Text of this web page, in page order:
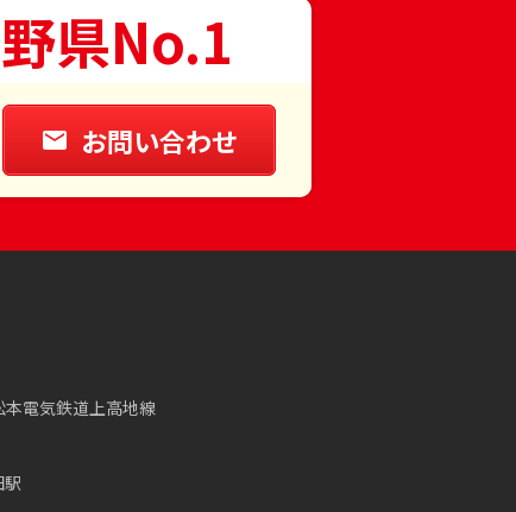
県No.1
お問い合わせ
本電気鉄道上高地線